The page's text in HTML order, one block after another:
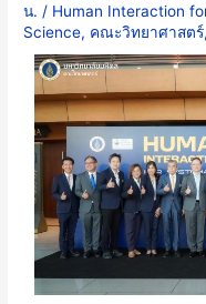
น. / Human Interaction
Science, คณะวิทยาศาสตร์